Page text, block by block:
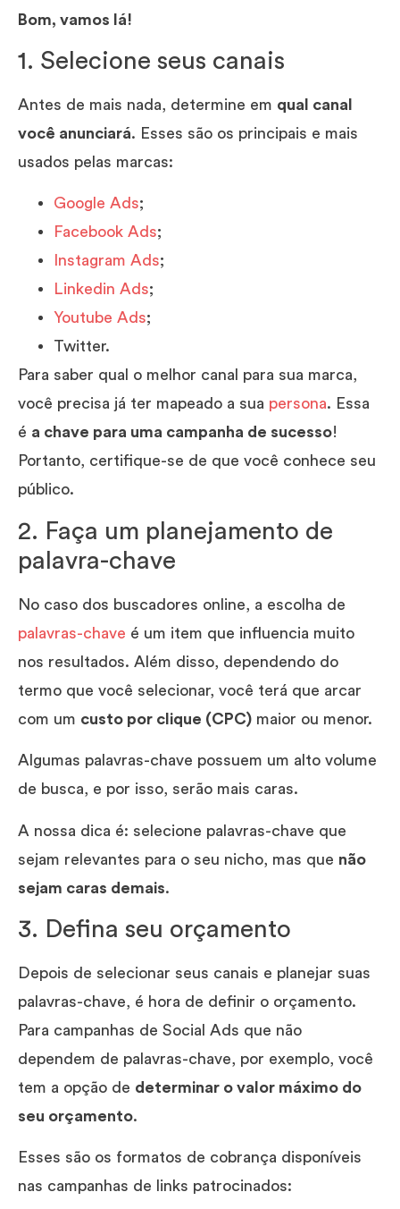
Bom, vamos lá!
1. Selecione seus canais
Antes de mais nada, determine em qual canal
você anunciará. Esses são os principais e mais
usados pelas marcas:
Google Ads;
Facebook Ads;
Instagram Ads;
Linkedin Ads;
Youtube Ads;
Twitter.
Para saber qual o melhor canal para sua marca,
você precisa já ter mapeado a sua persona. Essa
é a chave para uma campanha de sucesso!
Portanto, certifique-se de que você conhece seu
público.
2. Faça um planejamento de
palavra-chave
No caso dos buscadores online, a escolha de
palavras-chave é um item que influencia muito
nos resultados. Além disso, dependendo do
termo que você selecionar, você terá que arcar
com um custo por clique (CPC) maior ou menor.
Algumas palavras-chave possuem um alto volume
de busca, e por isso, serão mais caras.
A nossa dica é: selecione palavras-chave que
sejam relevantes para o seu nicho, mas que não
sejam caras demais.
3. Defina seu orçamento
Depois de selecionar seus canais e planejar suas
palavras-chave, é hora de definir o orçamento.
Para campanhas de Social Ads que não
dependem de palavras-chave, por exemplo, você
tem a opção de determinar o valor máximo do
seu orçamento.
Esses são os formatos de cobrança disponíveis
nas campanhas de links patrocinados: